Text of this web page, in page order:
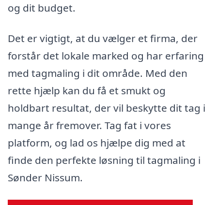
og dit budget.
Det er vigtigt, at du vælger et firma, der
forstår det lokale marked og har erfaring
med tagmaling i dit område. Med den
rette hjælp kan du få et smukt og
holdbart resultat, der vil beskytte dit tag i
mange år fremover. Tag fat i vores
platform, og lad os hjælpe dig med at
finde den perfekte løsning til tagmaling i
Sønder Nissum.